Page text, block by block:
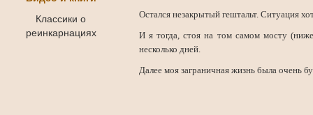
Классики о
реинкарнациях
Остался незакрытый гештальт. Ситуация
И я тогда, стоя на том самом мосту
несколько дней.
Далее моя заграничная жизнь была очень